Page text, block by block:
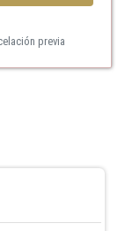
previa